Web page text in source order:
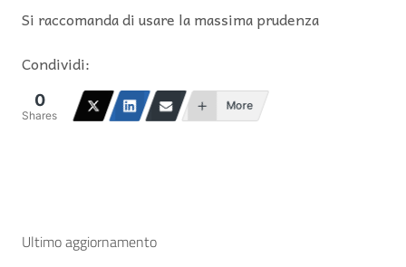
Si raccomanda di usare la massima prudenza
Condividi:
0
Shares
More
Ultimo aggiornamento